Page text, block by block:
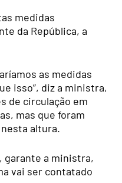
medidas
da República, a
as medidas
isso”, diz a ministra,
de circulação em
mas que foram
nesta altura.
garante a ministra,
vai ser contatado